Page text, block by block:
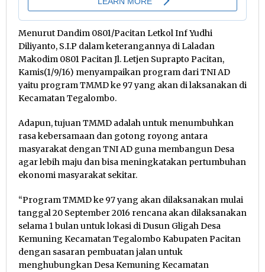
Menurut Dandim 0801/Pacitan Letkol Inf Yudhi
Diliyanto, S.I.P dalam keterangannya di Laladan
Makodim 0801 Pacitan Jl. Letjen Suprapto Pacitan,
Kamis(1/9/16) menyampaikan program dari TNI AD
yaitu program TMMD ke 97 yang akan di laksanakan di
Kecamatan Tegalombo.
Adapun, tujuan TMMD adalah untuk menumbuhkan
rasa kebersamaan dan gotong royong antara
masyarakat dengan TNI AD guna membangun Desa
agar lebih maju dan bisa meningkatakan pertumbuhan
ekonomi masyarakat sekitar.
“Program TMMD ke 97 yang akan dilaksanakan mulai
tanggal 20 September 2016 rencana akan dilaksanakan
selama 1 bulan untuk lokasi di Dusun Gligah Desa
Kemuning Kecamatan Tegalombo Kabupaten Pacitan
dengan sasaran pembuatan jalan untuk
menghubungkan Desa Kemuning Kecamatan